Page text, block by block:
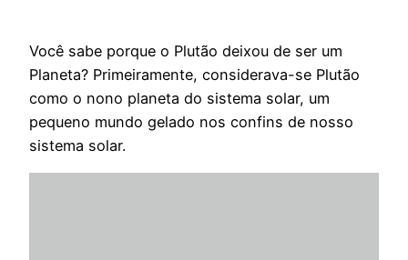
Você sabe porque o Plutão deixou de ser um
Planeta? Primeiramente, considerava-se Plutão
como o nono planeta do sistema solar, um
pequeno mundo gelado nos confins de nosso
sistema solar.